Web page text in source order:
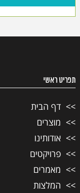
תפריט ראשי
דף הבית
מוצרים
אודותינו
פרויקטים
מאמרים
המלצות